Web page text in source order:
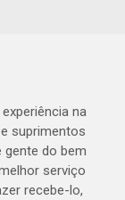
na
suprimentos
gente do bem
serviço
recebe-lo,